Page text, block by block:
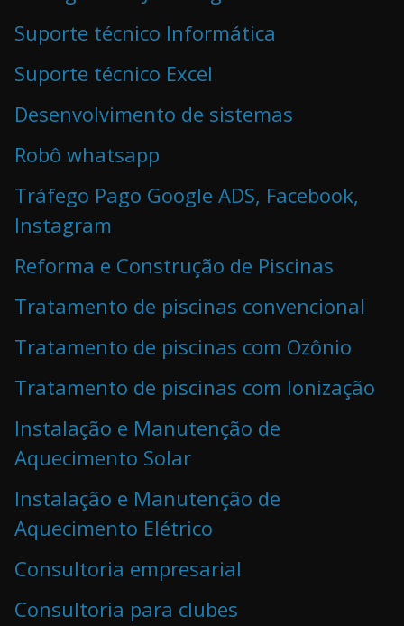
Suporte técnico Informática
Suporte técnico Excel
Desenvolvimento de sistemas
Robô whatsapp
Tráfego Pago Google ADS, Facebook,
Instagram
Reforma e Construção de Piscinas
Tratamento de piscinas convencional
Tratamento de piscinas com Ozônio
Tratamento de piscinas com Ionização
Instalação e Manutenção de
Aquecimento Solar
Instalação e Manutenção de
Aquecimento Elétrico
Consultoria empresarial
Consultoria para clubes